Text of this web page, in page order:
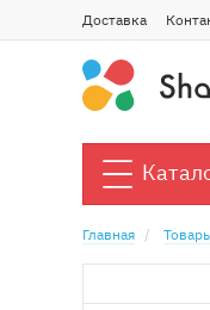
Доставка
Главная